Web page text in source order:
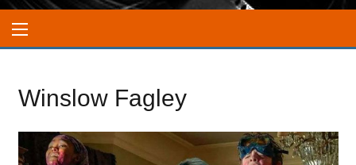
Winslow Fagley